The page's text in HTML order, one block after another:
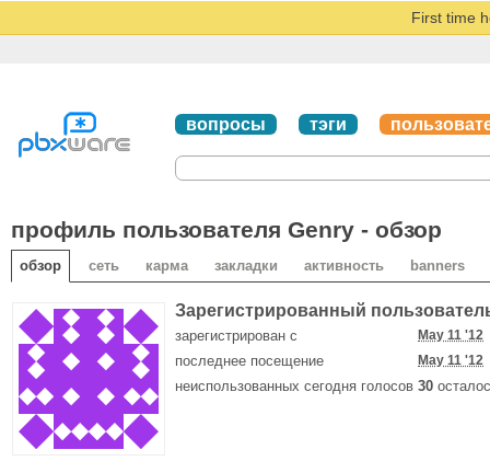
First time
вопросы тэги
профиль пользователя Genry - обзор
обзор сеть карма закладки активность banners
Зарегистрированный
зарегистрирован с May 11 '12
последнее посещение May 11 '12
неиспользованных сегодня голосов 30